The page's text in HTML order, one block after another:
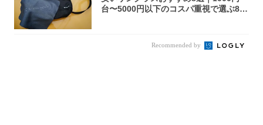
台〜5000円以下のコスパ重視で選ぶ8本
Recommended by